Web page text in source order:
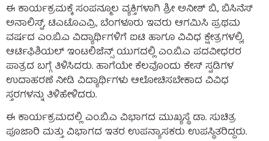
ಈ ಕಾರ್ಯಕ್ರಮಕ್ಕೆ ಸಂಪನ್ಮೂಲ ವ್ಯಕ್ತಿಗಳಾಗಿ ಶ್ರೀ ಅನೀಶ್ ಬಿ., ಬಿಸಿನೆಸ್
ಅನಾಲಿಸ್ಟ್, ಟಿಎಟೊಎವ್ರಿ, ಬೆಂಗಳೂರು ಇವರು ಆಗಮಿಸಿ ಪ್ರಥಮ
ವರ್ಷದ ಎಂ.ಬಿ.ಎ ವಿದ್ಯಾರ್ಥಿಗಳಿಗೆ ಐಟಿ ಹಾಗೂ ವಿವಿಧ ಕ್ಷೇತ್ರಗಳಲ್ಲಿ,
ಆರ್ಟಿಫಿಶಿಯಲ್ ಇಂಟಲಿಜೆನ್ಸ್ ಯುಗದಲ್ಲಿ ಎಂ.ಬಿ.ಎ ಪದವೀಧರರ
ಪಾತ್ರದ ಬಗ್ಗೆ ತಿಳಿಸಿದರು. ಹಾಗೆಯೇ ಕೆಲವೊಂದು ಕೇಸ್ ಸ್ಟಡಿಗಳ
ಉದಾಹರಣೆ ನೀಡಿ ವಿದ್ಯಾರ್ಥಿಗಳು ಆಲೋಚಿಸಬೇಕಾದ ವಿವಿಧ
ಸ್ತರಗಳನ್ನು ತಿಳಿಹೇಳಿದರು.
ಈ ಕಾರ್ಯಕ್ರಮದಲ್ಲಿ ಎಂ.ಬಿ.ಎ ವಿಭಾಗದ ಮುಖ್ಯಸ್ಥೆ ಡಾ. ಸುಚಿತ್ರ
ಪೂಜಾರಿ ಮತ್ತು ವಿಭಾಗದ ಇತರ ಉಪನ್ಯಾಸಕರು ಉಪಸ್ಥಿತರಿದ್ದರು.